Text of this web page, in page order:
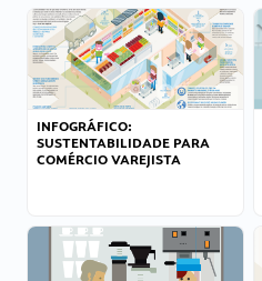
INFOGRÁFICO:
SUSTENTABILIDADE PARA
COMÉRCIO VAREJISTA